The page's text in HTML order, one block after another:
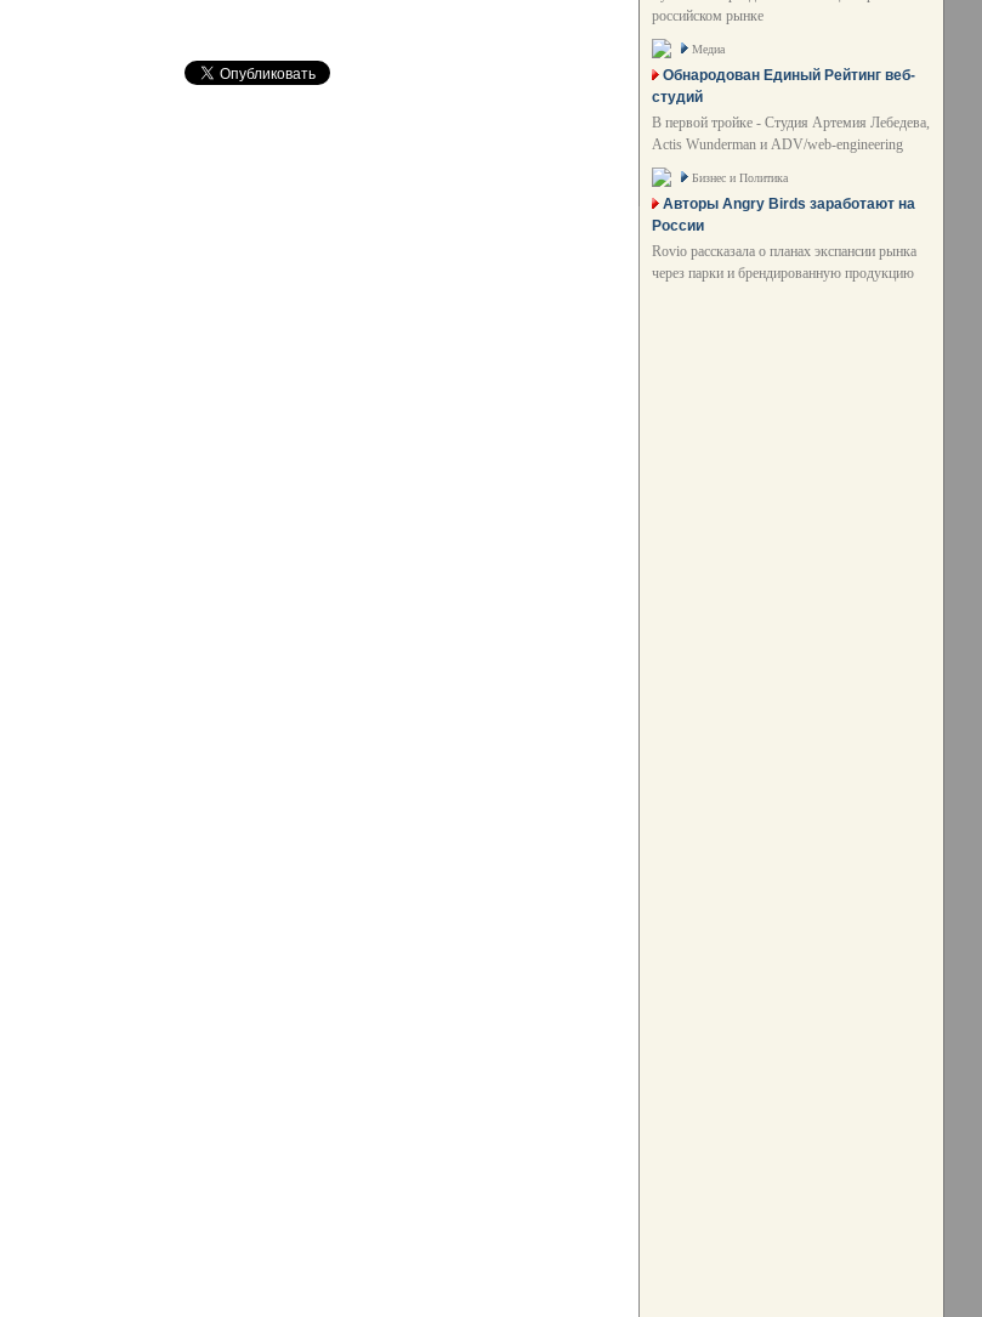
российском рынке
Медиа
Обнародован Единый Рейтинг веб-
студий
В первой тройке - Студия Артемия Лебедева,
Actis Wunderman и ADV/web-engineering
Бизнес и Политика
Авторы Angry Birds заработают на
России
Rovio рассказала о планах экспансии рынка
через парки и брендированную продукцию